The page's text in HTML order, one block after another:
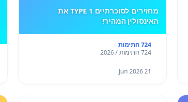
מחזירים לסוכרתיים TYPE 1 את
האינסולין המהיר!
724 חתימות
724 חתימות / 2026
21 Jun 2026